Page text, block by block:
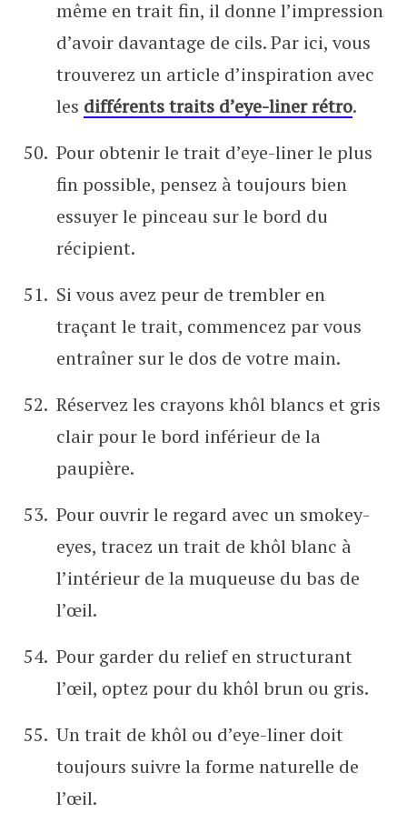
même en trait fin, il donne l’impression
d’avoir davantage de cils. Par ici, vous
trouverez un article d’inspiration avec
les différents traits d’eye-liner rétro.
Pour obtenir le trait d’eye-liner le plus
fin possible, pensez à toujours bien
essuyer le pinceau sur le bord du
récipient.
Si vous avez peur de trembler en
traçant le trait, commencez par vous
entraîner sur le dos de votre main.
Réservez les crayons khôl blancs et gris
clair pour le bord inférieur de la
paupière.
Pour ouvrir le regard avec un smokey-
eyes, tracez un trait de khôl blanc à
l’intérieur de la muqueuse du bas de
l’œil.
Pour garder du relief en structurant
l’œil, optez pour du khôl brun ou gris.
Un trait de khôl ou d’eye-liner doit
toujours suivre la forme naturelle de
l’œil.